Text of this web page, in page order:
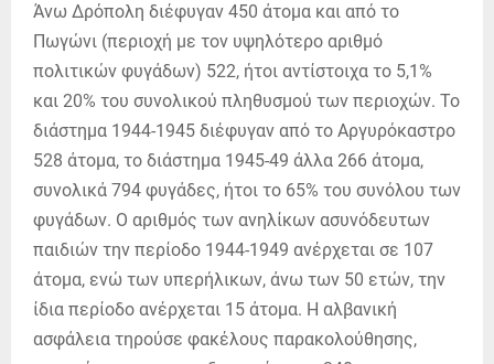
Άνω Δρόπολη διέφυγαν 450 άτομα και από το
Πωγώνι (περιοχή με τον υψηλότερο αριθμό
πολιτικών φυγάδων) 522, ήτοι αντίστοιχα το 5,1%
και 20% του συνολικού πληθυσμού των περιοχών. Το
διάστημα 1944-1945 διέφυγαν από το Αργυρόκαστρο
528 άτομα, το διάστημα 1945-49 άλλα 266 άτομα,
συνολικά 794 φυγάδες, ήτοι το 65% του συνόλου των
φυγάδων. Ο αριθμός των ανηλίκων ασυνόδευτων
παιδιών την περίοδο 1944-1949 ανέρχεται σε 107
άτομα, ενώ των υπερήλικων, άνω των 50 ετών, την
ίδια περίοδο ανέρχεται 15 άτομα. Η αλβανική
ασφάλεια τηρούσε φακέλους παρακολούθησης,